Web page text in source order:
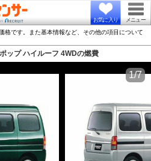
お気に入り メニュー
格です。また基本情報など、その他の項目について
ップ ハイルーフ 4WDの燃費
1/7